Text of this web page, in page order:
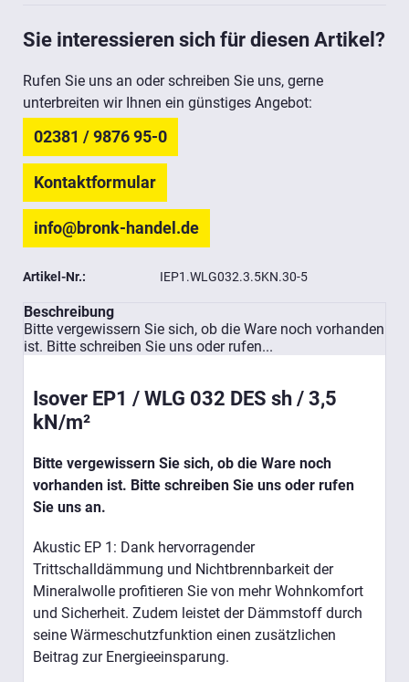
Sie interessieren sich für diesen Artikel?
Rufen Sie uns an oder schreiben Sie uns, gerne
unterbreiten wir Ihnen ein günstiges Angebot:
02381 / 9876 95-0
Kontaktformular
info@bronk-handel.de
Artikel-Nr.: IEP1.WLG032.3.5KN.30-5
Beschreibung
Bitte vergewissern Sie sich, ob die Ware noch vorhanden
ist. Bitte schreiben Sie uns oder rufen...
Isover EP1 / WLG 032 DES sh / 3,5
kN/m²
Bitte vergewissern Sie sich, ob die Ware noch
vorhanden ist. Bitte schreiben Sie uns oder rufen
Sie uns an.
Akustic EP 1: Dank hervorragender
Trittschalldämmung und Nichtbrennbarkeit der
Mineralwolle profitieren Sie von mehr Wohnkomfort
und Sicherheit. Zudem leistet der Dämmstoff durch
seine Wärmeschutzfunktion einen zusätzlichen
Beitrag zur Energieeinsparung.